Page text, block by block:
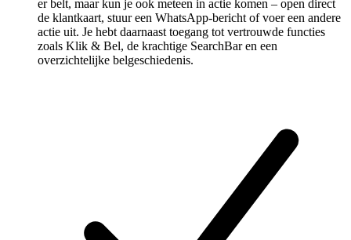
er belt, maar kun je ook meteen in actie komen – open direct
de klantkaart, stuur een WhatsApp-bericht of voer een andere
actie uit. Je hebt daarnaast toegang tot vertrouwde functies
zoals Klik & Bel, de krachtige SearchBar en een
overzichtelijke belgeschiedenis.